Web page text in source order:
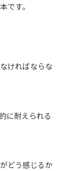
です。
ければならな
に耐えられる
どう感じるか